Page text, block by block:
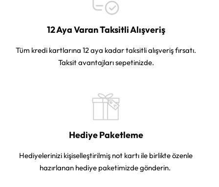
12 Aya Varan Taksitli Alışveriş
Tüm kredi kartlarına 12 aya kadar taksitli alışveriş fırsatı.
Taksit avantajları sepetinizde.
Hediye Paketleme
Hediyelerinizi kişiselleştirilmiş not kartı ile birlikte özenle
hazırlanan hediye paketimizde gönderin.